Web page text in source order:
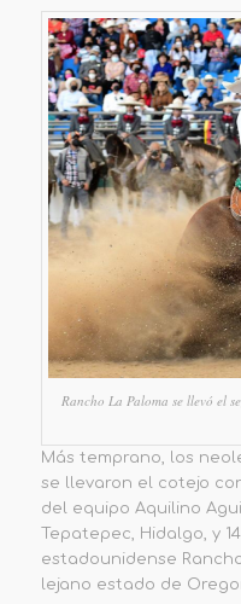
Rancho La Paloma se llevó el
Más temprano, los
se llevaron el cotejo
del equipo Aquilino
Tepatepec, Hidalgo, y
estadounidense
lejano estado de